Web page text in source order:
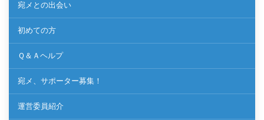
宛メとの出会い
初めての方
Ｑ＆Ａヘルプ
宛メ、サポーター募集！
運営委員紹介